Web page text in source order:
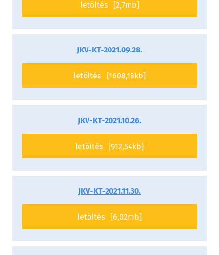
letöltés [2,7mb]
JKV-KT-2021.09.28.
letöltés [1608,18kb]
JKV-KT-2021.10.26.
letöltés [912,54kb]
JKV-KT-2021.11.30.
letöltés [6,02mb]